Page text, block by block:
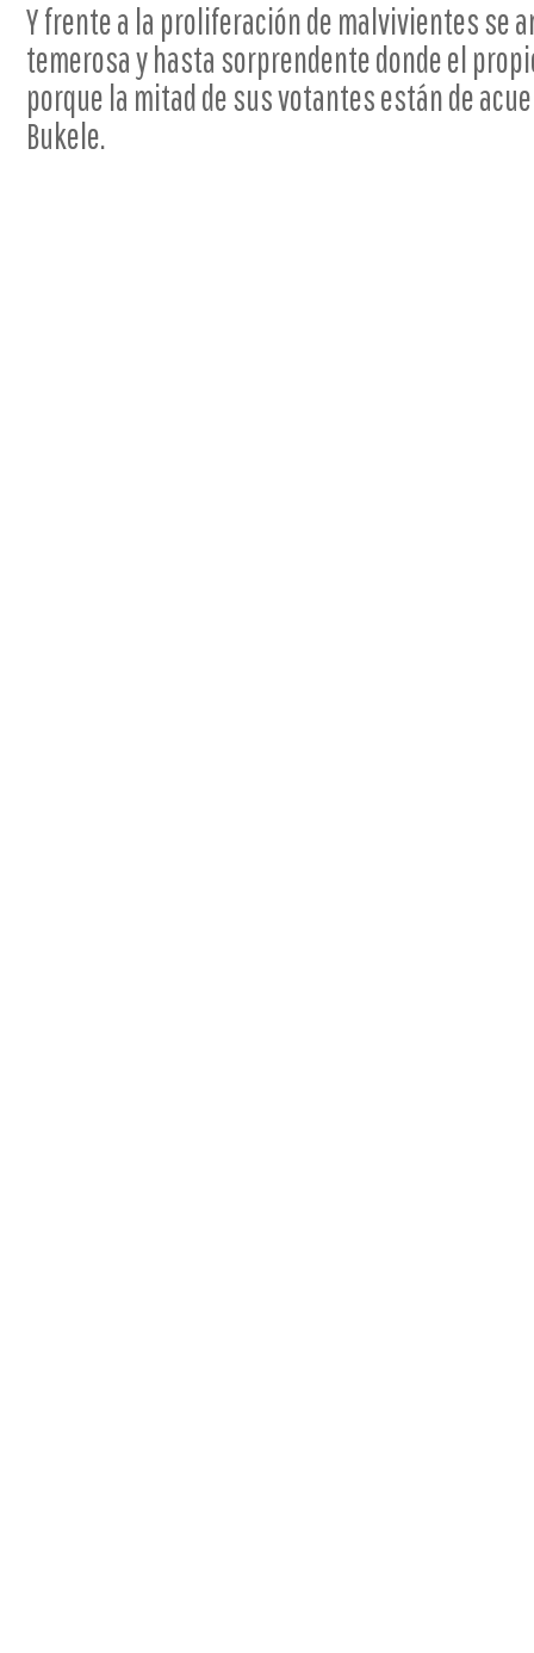
Y frente a la proliferación de malvivientes se
temerosa y hasta sorprendente donde el
porque la mitad de sus votantes están de
Bukele.